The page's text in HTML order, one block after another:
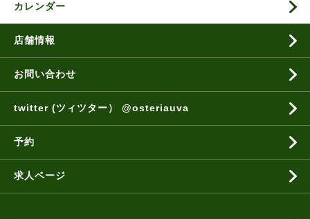
カレンダー
店舗情報
お問い合わせ
twitter (ツィツター） @osteriauva
予約
求人ページ